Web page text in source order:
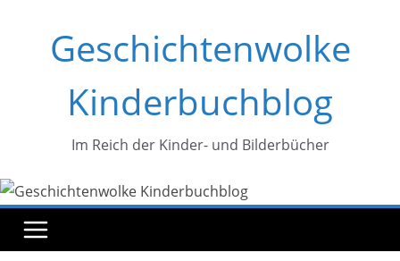
springenGeschichtenwolke
Kinderbuchblog
Im Reich der Kinder- und Bilderbücher